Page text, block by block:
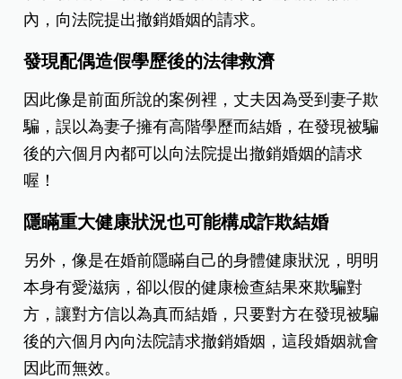
內，向法院提出撤銷婚姻的請求。
發現配偶造假學歷後的法律救濟
因此像是前面所說的案例裡，丈夫因為受到妻子欺
騙，誤以為妻子擁有高階學歷而結婚，在發現被騙
後的六個月內都可以向法院提出撤銷婚姻的請求
喔！
隱瞞重大健康狀況也可能構成詐欺結婚
另外，像是在婚前隱瞞自己的身體健康狀況，明明
本身有愛滋病，卻以假的健康檢查結果來欺騙對
方，讓對方信以為真而結婚，只要對方在發現被騙
後的六個月內向法院請求撤銷婚姻，這段婚姻就會
因此而無效。